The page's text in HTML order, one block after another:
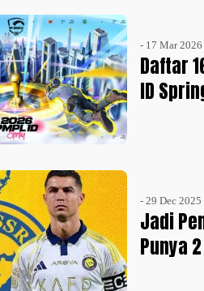
- 17 Mar 2026
Daftar
ID
- 29 Dec 2025
Jadi
Punya